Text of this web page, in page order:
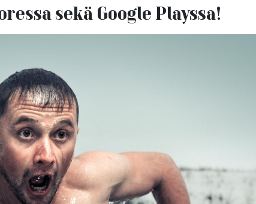
sekä Google Playssa!